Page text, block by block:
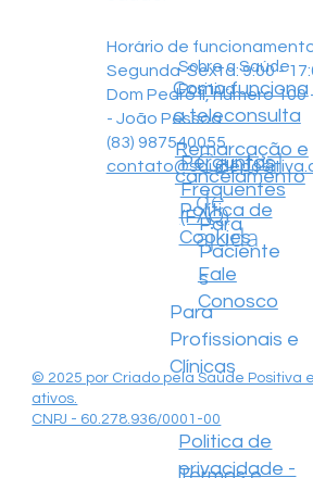
Horário de
Segunda-Sexta: 9:00 -
Dom Pedro II, número 100
- João Pessoa
(83) 987540055
© 2025 por Criado pela Saúde Positiva
ativos.
CNPJ - 60.278.936/0001-00
Sobre a Saúde
Positiva
Central
de
ajuda
Para
Paciente
s
Para
Profissionais e
Clínicas
Perguntas
Frequentes
(FAQ)
Como funciona
a teleconsulta
Remarcação e
cancelamento
Política de
Cookies
Politica de
privacidade -
Fale
Conosco